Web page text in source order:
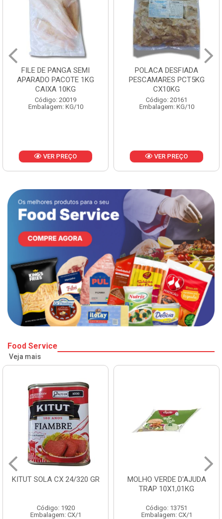
FILE DE PANGA SEMI
APARADO PACOTE 1KG
CAIXA 10KG
Código: 20019
Embalagem: KG/10
VER PREÇO
POLACA DESFIADA
PESCAMARES PCT5KG
CX10KG
Código: 20161
Embalagem: KG/10
VER PREÇO
Food Service
Veja mais
KITUT SOLA CX 24/320 GR
Código: 1920
Embalagem: CX/1
MOLHO VERDE D'AJUDA
TRAP 10X1,01KG
Código: 13751
Embalagem: CX/1